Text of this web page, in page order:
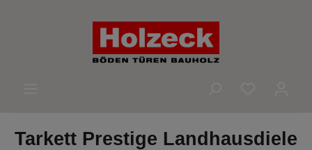
Tarkett Prestige Landhausdiele